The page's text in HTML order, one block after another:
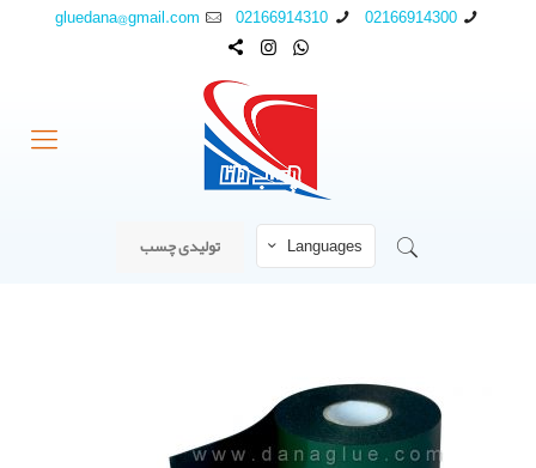
02166914300
02166914310
gluedana@gmail.com
Languages تولیدی چسب